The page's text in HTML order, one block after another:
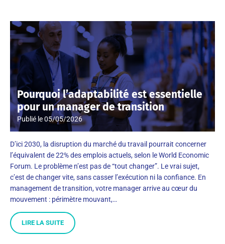
Pourquoi l’adaptabilité est essentielle
pour un manager de transition
Publié le05/05/2026
D’ici 2030, la disruption du marché du travail pourrait concerner
l’équivalent de 22% des emplois actuels, selon le World Economic
Forum. Le problème n’est pas de “tout changer”. Le vrai sujet,
c’est de changer vite, sans casser l’exécution ni la confiance. En
management de transition, votre manager arrive au cœur du
mouvement : périmètre mouvant,…
LIRE LA SUITE